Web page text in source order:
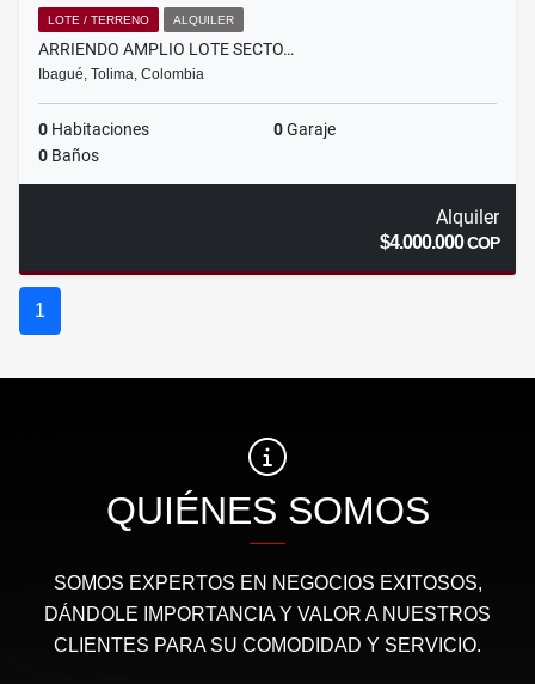
LOTE / TERRENO ALQUILER
ARRIENDO AMPLIO LOTE SECTO…
Ibagué, Tolima, Colombia
0 Habitaciones 0Garaje
0 Baños
Alquiler
$4.000.000COP
1
QUIÉNES SOMOS
SOMOS EXPERTOS EN NEGOCIOS EXITOSOS,
DÁNDOLE IMPORTANCIA Y VALOR A NUESTROS
CLIENTES PARA SU COMODIDAD Y SERVICIO.